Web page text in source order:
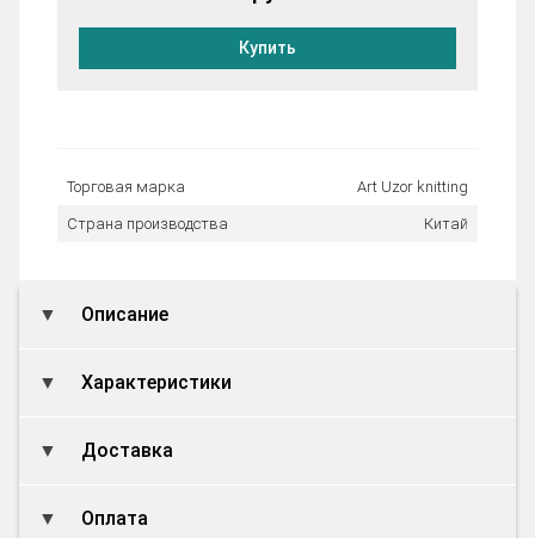
Купить
Торговая марка Art Uzor knitting
Страна производства Китай
Описание
Характеристики
Доставка
Оплата